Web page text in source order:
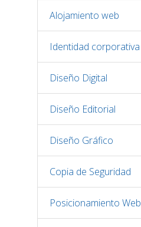
Alojamiento web
Identidad corporativa
Diseño Digital
Diseño Editorial
Diseño Gráfico
Copia de Seguridad
Posicionamiento Web